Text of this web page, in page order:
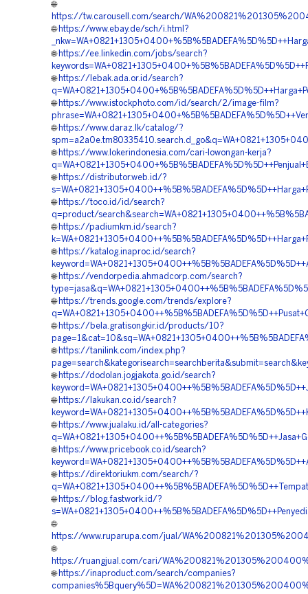
🌐
https://tw.carousell.com/search/
🌐 https://www.ebay.de/sch/i.html?
🌐 https://ee.linkedin.com/jobs/search?
🌐 https://lebak.ada.or.id/search?
🌐 https://www.istockphoto.com/id/search/2/image-film?
🌐 https://www.daraz.lk/catalog/?
🌐 https://www.lokerindonesia.com/cari-lowongan-kerja?
🌐 https://distributor.web.id/?
🌐 https://toco.id/id/search?
q=product/
🌐 https://padiumkm.id/search?
🌐 https://katalog.inaproc.id/search?
🌐 https://vendorpedia.ahmadcorp.com/search?
🌐 https://trends.google.com/trends/explore?
🌐 https://bela.gratisongkir.id/products/10?
🌐 https://tanilink.com/index.php?
🌐 https://dodolan.jogjakota.go.id/search?
🌐 https://lakukan.co.id/search?
🌐 https://www.jualaku.id/all-categories?
🌐 https://www.pricebook.co.id/search?
🌐 https://direktoriukm.com/search/?
🌐 https://blog.fastwork.id/?
🌐
https://www.ruparupa.com/jual/
🌐
https://ruangjual.com/cari/
🌐 https://inaproduct.com/search/companies?